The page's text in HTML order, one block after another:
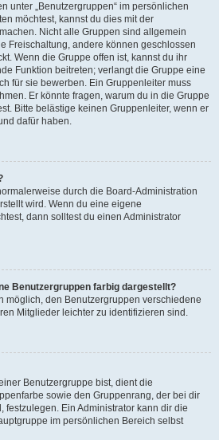
unter „Benutzergruppen“ im persönlichen
möchtest, kannst du dies mit der
Nicht alle Gruppen sind allgemein
Freischaltung, andere können geschlossen
Wenn die Gruppe offen ist, kannst du ihr
Funktion beitreten; verlangt die Gruppe eine
für sie bewerben. Ein Gruppenleiter muss
Er könnte fragen, warum du in die Gruppe
Bitte belästige keinen Gruppenleiter, wenn er
dafür haben.
durch die Board-Administration
wird. Wenn du eine eigene
dann solltest du einen Administrator
Benutzergruppen farbig dargestellt?
möglich, den Benutzergruppen verschiedene
Mitglieder leichter zu identifizieren sind.
Benutzergruppe bist, dient die
sowie den Gruppenrang, der bei dir
festzulegen. Ein Administrator kann dir die
im persönlichen Bereich selbst